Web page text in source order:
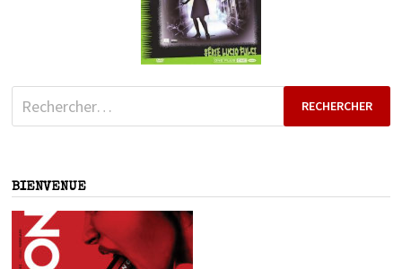
Rechercher :
BIENVENUE